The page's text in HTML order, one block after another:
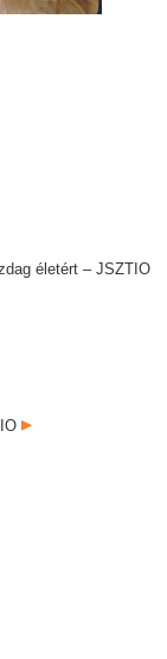
életért – JSZTIO